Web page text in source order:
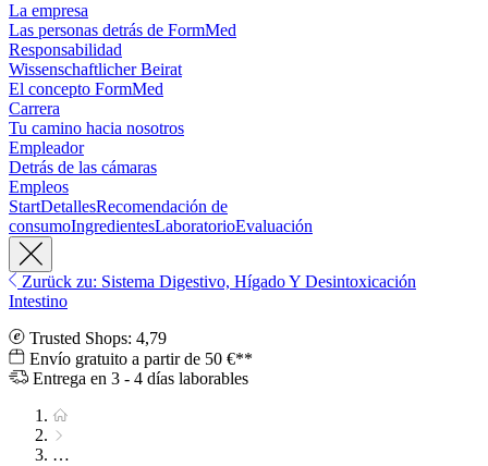
La empresa
Las personas detrás de FormMed
Responsabilidad
Wissenschaftlicher Beirat
El concepto FormMed
Carrera
Tu camino hacia nosotros
Empleador
Detrás de las cámaras
Empleos
StartDetallesRecomendación de
consumoIngredientesLaboratorioEvaluación
Zurück zu: Sistema Digestivo, Hígado Y Desintoxicación
Intestino
Trusted Shops: 4,79
Envío gratuito a partir de 50 €**
Entrega en 3 - 4 días laborables
…